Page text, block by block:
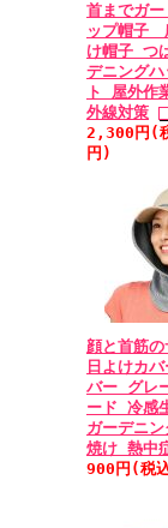
首までガ
ップ帽子
け帽子 つ
デニング
ト 屋外作
外線対策
2,300円(
円)
顔と首筋
日よけカ
バー グレ
ード 冷感
ガーデニ
焼け 熱中
900円(税